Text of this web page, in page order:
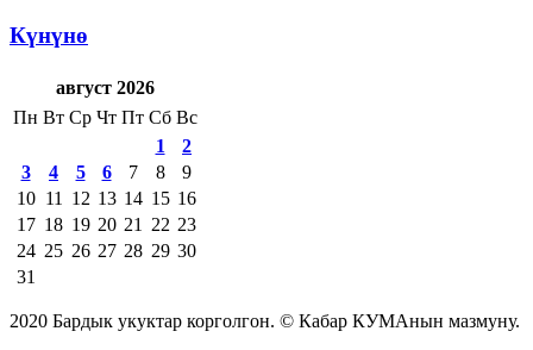
Күнүнө
август 2026
Пн Вт Ср Чт Пт Сб Вс
1
2
3
4 5 6 7 8
9
10 11 12 13 14 15 16
17 18 19 20 21 22 23
24 25 26 27 28 29 30
31
2020 Бардык укуктар корголгон. © Кабар КУМАнын мазмуну.